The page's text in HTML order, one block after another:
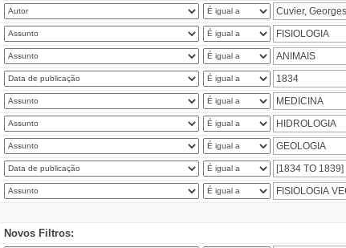
Novos Filtros: